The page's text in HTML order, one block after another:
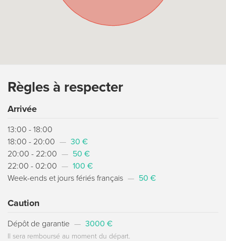
Règles à respecter
Arrivée
13:00 - 18:00
18:00 - 20:00 — 30 €
20:00 - 22:00 — 50 €
22:00 - 02:00 — 100 €
Week-ends et jours fériés français — 50 €
Caution
Dépôt de garantie — 3000 €
Il sera remboursé au moment du départ.